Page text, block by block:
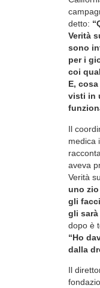
detto:
Verità
sono
per i
coi
E,
visti in
Il
medica
aveva
Verità
uno
gli
gli sarà
dopo è
“Ho
dalla
Il